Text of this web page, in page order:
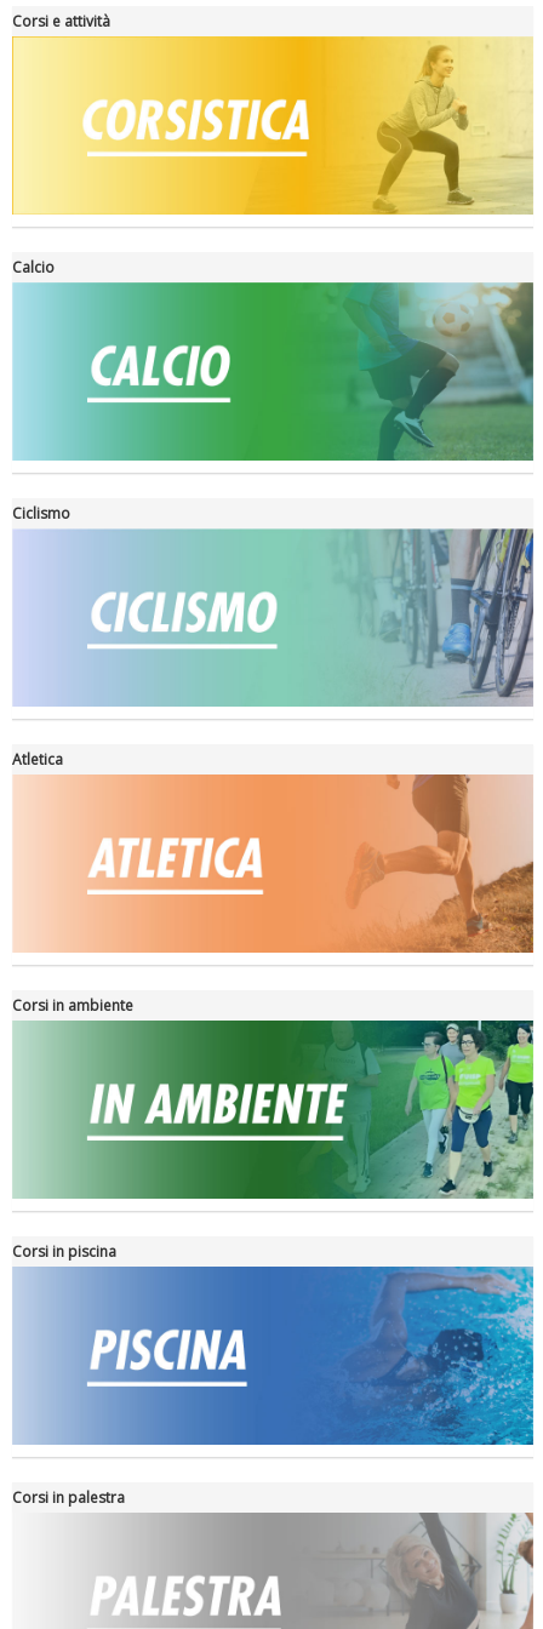
Tiziano Pesce a Radio InBlu2000 traccia il bilancio della stagione
Ddl Lobby, Uisp: “Il Parlamento valorizzi le nostre specificità"
La formazione Uisp rallenta ma prosegue anche in estate
Tiziano Pesce nel Cda di Fondazione Terzjus: prima riunione a
Roma
Corsi e attività
Calcio
Ciclismo
Atletica
Corsi in ambiente
Corsi in piscina
Corsi in palestra